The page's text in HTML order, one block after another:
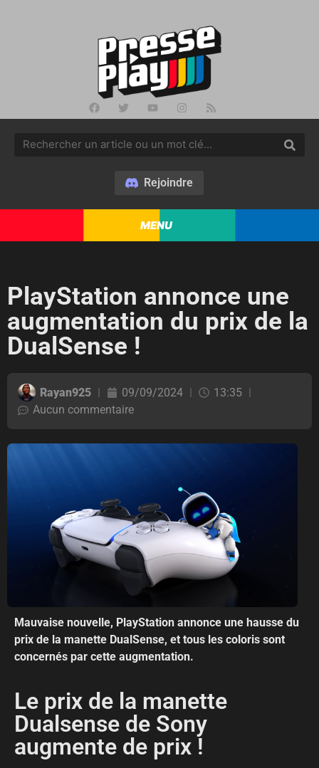
Rejoindre
MENU
PlayStation annonce une
augmentation du prix de la
DualSense !
Rayan925 09/09/2024
13:35
Aucun commentaire
Mauvaise nouvelle, PlayStation annonce une hausse du
prix de la manette DualSense, et tous les coloris sont
concernés par cette augmentation.
Le prix de la manette
Dualsense de Sony
augmente de prix !